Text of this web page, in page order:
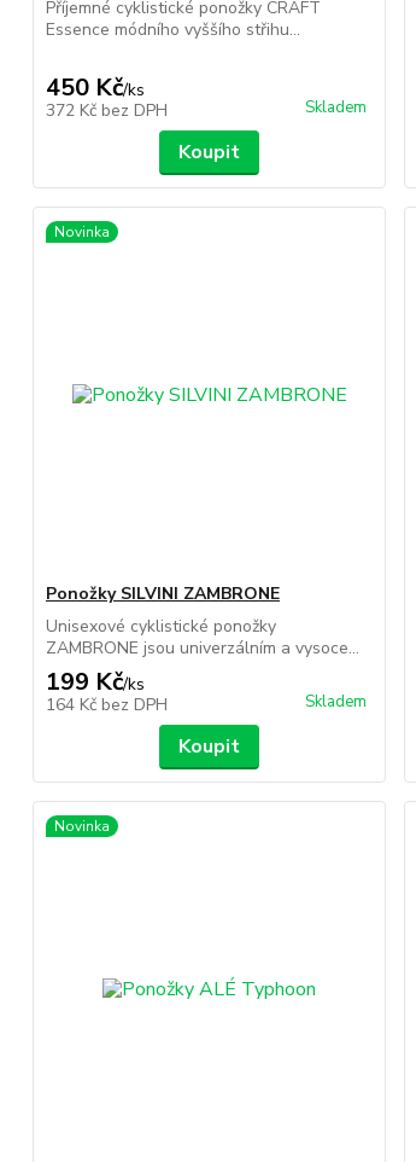
Příjemné cyklistické ponožky CRAFT
Essence módního vyššího střihu...
450 Kč/ks
372 Kč bez DPH Skladem
Koupit
Novinka
Ponožky SILVINI ZAMBRONE
Unisexové cyklistické ponožky
ZAMBRONE jsou univerzálním a vysoce...
199 Kč/ks
164 Kč bez DPH Skladem
Koupit
Novinka